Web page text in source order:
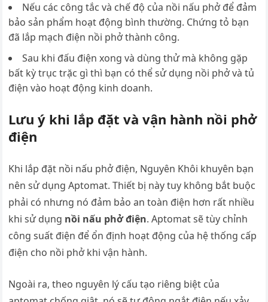
Nếu các công tắc và chế độ của nồi nấu phở để đảm
bảo sản phẩm hoạt động bình thường. Chứng tỏ bạn
đã lắp mạch điện nồi phở thành công.
Sau khi đấu điện xong và dùng thử mà không gặp
bất kỳ trục trặc gì thì bạn có thể sử dụng nồi phở và tủ
điện vào hoạt động kinh doanh.
Lưu ý khi lắp đặt và vận hành nồi phở
điện
Khi lắp đặt nồi nấu phở điện, Nguyên Khôi khuyên bạn
nên sử dụng Aptomat. Thiết bị này tuy không bắt buộc
phải có nhưng nó đảm bảo an toàn điện hơn rất nhiều
khi sử dụng nồi nấu phở điện. Aptomat sẽ tùy chỉnh
công suất điện để ổn định hoạt động của hệ thống cấp
điện cho nồi phở khi vận hành.
Ngoài ra, theo nguyên lý cấu tạo riêng biệt của